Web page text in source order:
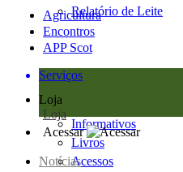
Relatório de Leite
Agricultura
Encontros
APP Scot
Serviços
Loja
Loja
Informativos
Livros
Acessos
Acessar
Notícias